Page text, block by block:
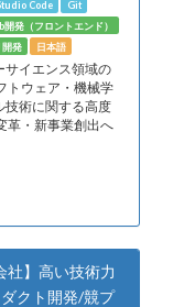
Code
Git
開発（フロントエンド）
発 日本語
サイエンス領域の
トウェア・機械学
技術に関する高度
革・新事業創出へ
社】高い技術力
クト開発/競プ